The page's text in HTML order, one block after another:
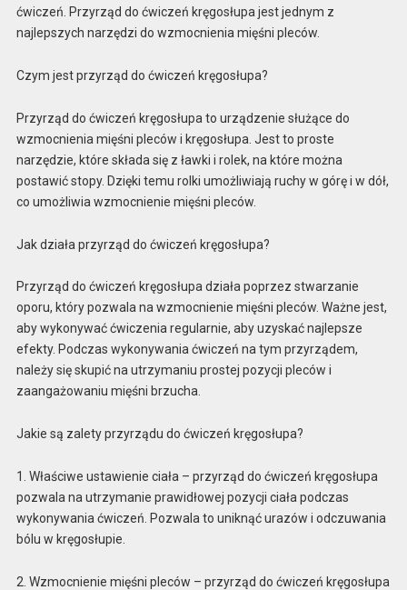
ćwiczeń. Przyrząd do ćwiczeń kręgosłupa jest jednym z
najlepszych narzędzi do wzmocnienia mięśni pleców.
Czym jest przyrząd do ćwiczeń kręgosłupa?
Przyrząd do ćwiczeń kręgosłupa to urządzenie służące do
wzmocnienia mięśni pleców i kręgosłupa. Jest to proste
narzędzie, które składa się z ławki i rolek, na które można
postawić stopy. Dzięki temu rolki umożliwiają ruchy w górę i w dół,
co umożliwia wzmocnienie mięśni pleców.
Jak działa przyrząd do ćwiczeń kręgosłupa?
Przyrząd do ćwiczeń kręgosłupa działa poprzez stwarzanie
oporu, który pozwala na wzmocnienie mięśni pleców. Ważne jest,
aby wykonywać ćwiczenia regularnie, aby uzyskać najlepsze
efekty. Podczas wykonywania ćwiczeń na tym przyrządem,
należy się skupić na utrzymaniu prostej pozycji pleców i
zaangażowaniu mięśni brzucha.
Jakie są zalety przyrządu do ćwiczeń kręgosłupa?
1. Właściwe ustawienie ciała – przyrząd do ćwiczeń kręgosłupa
pozwala na utrzymanie prawidłowej pozycji ciała podczas
wykonywania ćwiczeń. Pozwala to uniknąć urazów i odczuwania
bólu w kręgosłupie.
2. Wzmocnienie mięśni pleców – przyrząd do ćwiczeń kręgosłupa